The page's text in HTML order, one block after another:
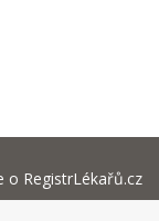
o RegistrLékařů.cz